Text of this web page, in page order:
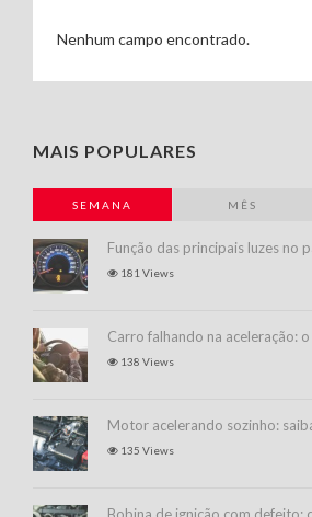
Nenhum campo encontrado.
MAIS POPULARES
SEMANA MÊS
Função das principais luzes no
181 Views
Carro falhando na aceleração:
138 Views
Motor acelerando sozinho:
135 Views